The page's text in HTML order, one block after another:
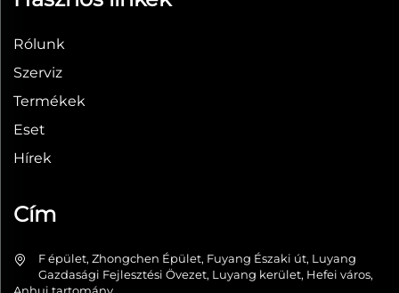
Rólunk
Szerviz
Termékek
Eset
Hírek
Cím
F épület, Zhongchen Épület, Fuyang Északi út, Luyang
Gazdasági Fejlesztési Övezet, Luyang kerület, Hefei város,
Anhui tartomány